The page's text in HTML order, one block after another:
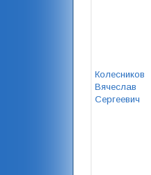
Колесников
Вячеслав
Сергеевич